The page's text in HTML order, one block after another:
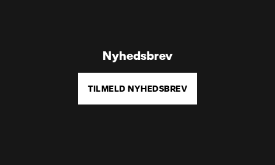
Nyhedsbrev
TILMELD NYHEDSBREV